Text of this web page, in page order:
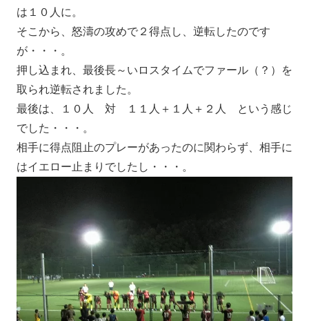
は１０人に。
そこから、怒濤の攻めで２得点し、逆転したのです
が・・・。
押し込まれ、最後長～いロスタイムでファール（？）を
取られ逆転されました。
最後は、１０人 対 １１人＋１人＋２人 という感じ
でした・・・。
相手に得点阻止のプレーがあったのに関わらず、相手に
はイエロー止まりでしたし・・・。